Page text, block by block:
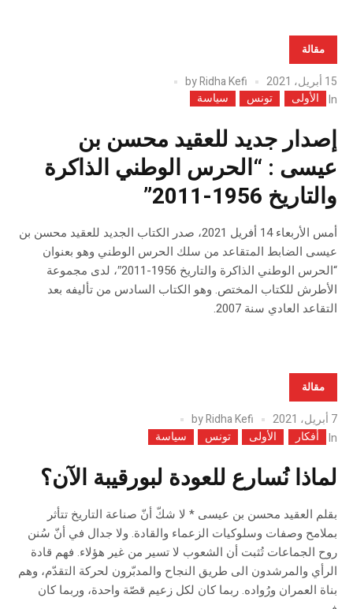
مقالة
15 أبريل، 2021 byRidha Kefi
In
الأولى تونس سياسة
إصدار جديد للعقيد محسن بن
عيسى : “الحرس الوطني الذاكرة
والتاريخ 1956-2011”
أمس الأربعاء 14 أفريل 2021، صدر الكتاب الجديد للعقيد محسن بن
عيسى الضابط المتقاعد من سلك الحرس الوطني وهو بعنوان
“الحرس الوطني الذاكرة والتاريخ 1956-2011″، لدى مجموعة
الأطرش للكتاب المختص. وهو الكتاب السادس من تأليفه بعد
التقاعد العادي سنة 2007.
مقالة
7 أبريل، 2021 byRidha Kefi
In
أفكار الأولى تونس سياسة
لماذا نُسارع للعودة لبورقيبة الآن؟
بقلم العقيد محسن بن عيسى * لا شكّ أنّ صناعة التاريخ تتأثر
بملامح وصفات وسلوكيات الزعماء والقادة. ولا جدال في أنّ سُنن
روح الجماعات تُثبت أن الشعوب لا تسير من غير هؤلاء. فهم قادة
الرأي والمرشدون الى طريق النجاح والمدبّرون لحركة التقدّم، وهم
بناة العمران ورُواده. ربما كان لكل زعيم قصّة واحدة، وربما كان